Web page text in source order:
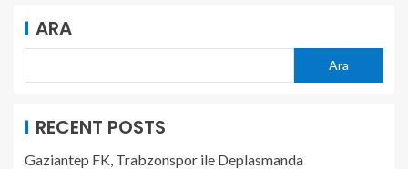
ARA
Ara
RECENT POSTS
Gaziantep FK, Trabzonspor ile Deplasmanda